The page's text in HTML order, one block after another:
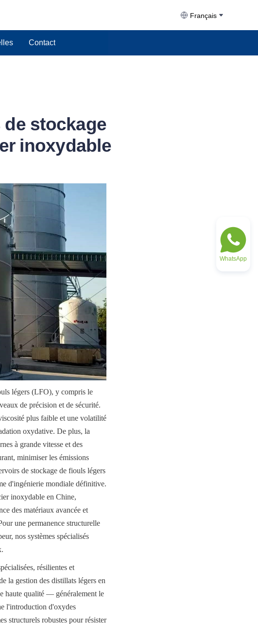
Français
Contact
stockage
inoxydable
légers (LFO), y compris le
de précision et de sécurité.
plus faible et une volatilité
oxydative. De plus, la
à grande vitesse et des
minimiser les émissions
de stockage de fiouls légers
d'ingénierie mondiale définitive.
inoxydable en Chine,
des matériaux avancée et
une permanence structurelle
nos systèmes spécialisés
résilientes et
la gestion des distillats légers en
haute qualité — généralement le
l'introduction d'oxydes
structurels robustes pour résister
WhatsApp